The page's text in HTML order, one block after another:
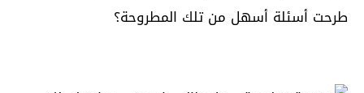
طرحت أسئلة أسهل من تلك المطروحة؟